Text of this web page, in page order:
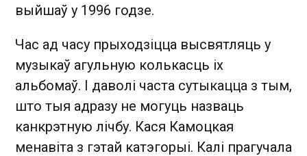
выйшаў у 1996 годзе.
Час ад часу прыходзіцца высвятляць у
музыкаў агульную колькасць іх
альбомаў. І даволі часта сутыкацца з тым,
што тыя адразу не могуць назваць
канкрэтную лічбу. Кася Камоцкая
менавіта з гэтай катэгорыі. Калі прагучала